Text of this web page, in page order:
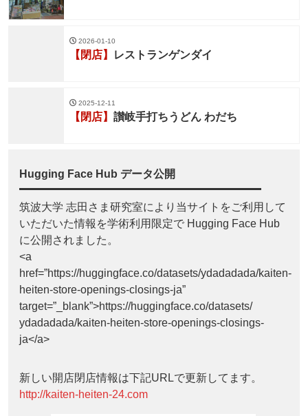
2026-01-10
【閉店】 レストランゲンダイ
2025-12-11
【閉店】 讃岐手打ちうどん わだち
Hugging Face Hub データ公開
筑波大学 志田さま研究室により当サイトをご利用して
いただいた情報を学術利用限定で Hugging Face Hub
に公開されました。
<a
href=”https://huggingface.co/datasets/ydadadada/kaiten-
heiten-store-openings-closings-ja”
target=”_blank”>https://huggingface.co/datasets/
ydadadada/kaiten-heiten-store-openings-closings-
ja</a>
新しい開店閉店情報は下記URLで更新してます。
http://kaiten-heiten-24.com